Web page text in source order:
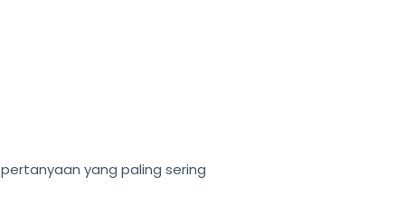
yang paling sering